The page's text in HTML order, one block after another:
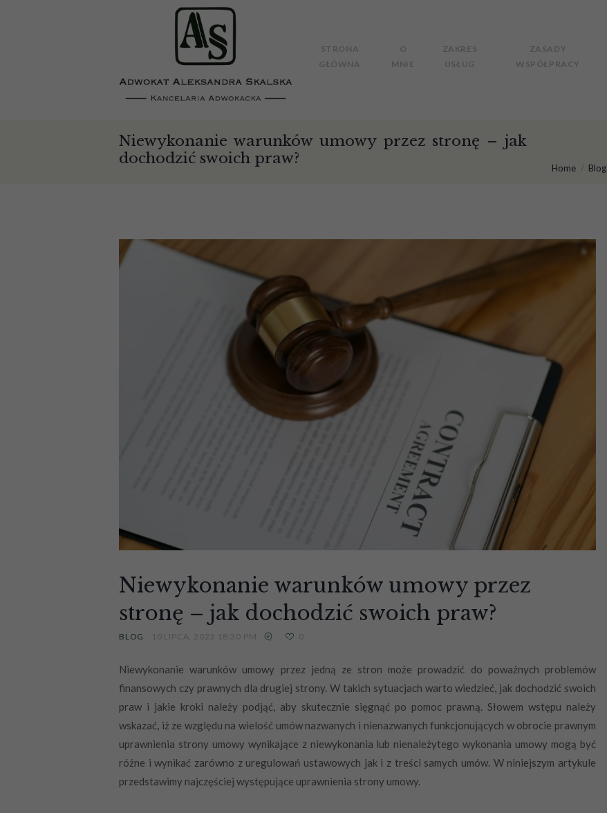
STRONA
GŁÓWNA
O
MNIE
ZAKRES
USŁUG
ZASADY
WSPÓŁPRACY
Niewykonanie warunków umowy przez stronę – jak
dochodzić swoich praw?
Home Blog
Niewykonanie warunków umowy przez
stronę – jak dochodzić swoich praw?
BLOG 10 LIPCA, 2023 18:30 PM 0
Niewykonanie warunków umowy przez jedną ze stron może prowadzić do poważnych problemów
finansowych czy prawnych dla drugiej strony. W takich sytuacjach warto wiedzieć, jak dochodzić swoich
praw i jakie kroki należy podjąć, aby skutecznie sięgnąć po pomoc prawną. Słowem wstępu należy
wskazać, iż ze względu na wielość umów nazwanych i nienazwanych funkcjonujących w obrocie prawnym
uprawnienia strony umowy wynikające z niewykonania lub nienależytego wykonania umowy mogą być
różne i wynikać zarówno z uregulowań ustawowych jak i z treści samych umów. W niniejszym artykule
przedstawimy najczęściej występujące uprawnienia strony umowy.